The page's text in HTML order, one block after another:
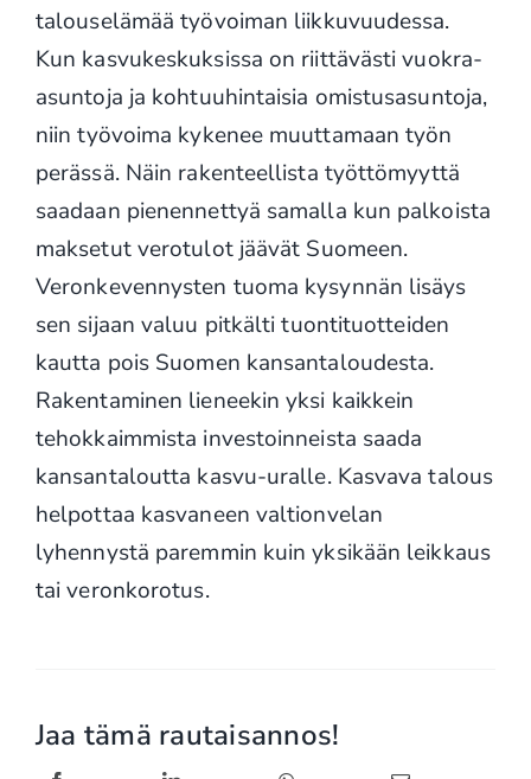
talouselämää työvoiman liikkuvuudessa.
Kun kasvukeskuksissa on riittävästi vuokra-
asuntoja ja kohtuuhintaisia omistusasuntoja,
niin työvoima kykenee muuttamaan työn
perässä. Näin rakenteellista työttömyyttä
saadaan pienennettyä samalla kun palkoista
maksetut verotulot jäävät Suomeen.
Veronkevennysten tuoma kysynnän lisäys
sen sijaan valuu pitkälti tuontituotteiden
kautta pois Suomen kansantaloudesta.
Rakentaminen lieneekin yksi kaikkein
tehokkaimmista investoinneista saada
kansantaloutta kasvu-uralle. Kasvava talous
helpottaa kasvaneen valtionvelan
lyhennystä paremmin kuin yksikään leikkaus
tai veronkorotus.
Jaa tämä rautaisannos!